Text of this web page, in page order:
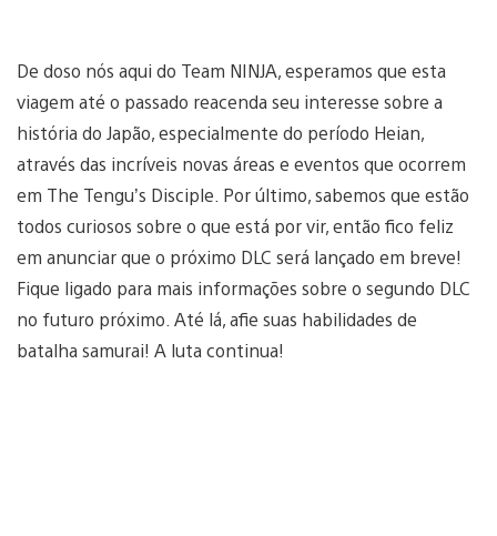
De doso nós aqui do Team NINJA, esperamos que esta
viagem até o passado reacenda seu interesse sobre a
história do Japão, especialmente do período Heian,
através das incríveis novas áreas e eventos que ocorrem
em The Tengu’s Disciple. Por último, sabemos que estão
todos curiosos sobre o que está por vir, então fico feliz
em anunciar que o próximo DLC será lançado em breve!
Fique ligado para mais informações sobre o segundo DLC
no futuro próximo. Até lá, afie suas habilidades de
batalha samurai! A luta continua!